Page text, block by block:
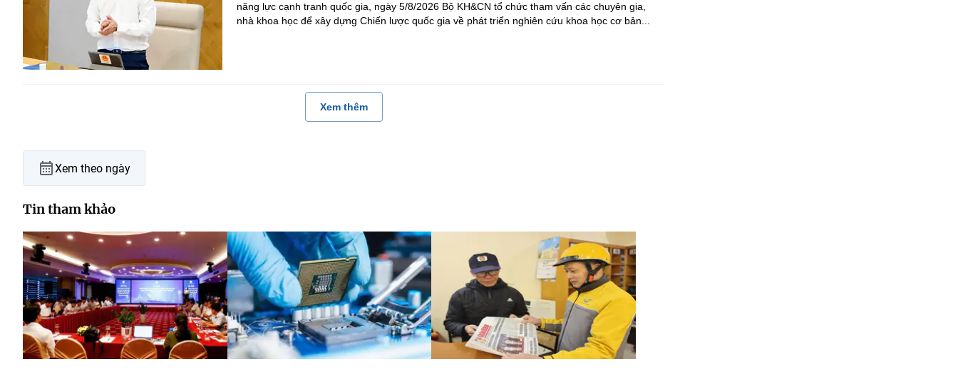
năng lực cạnh tranh quốc gia, ngày 5/8/2026 Bộ KH&CN tổ chức tham vấn các chuyên gia,
nhà khoa học để xây dựng Chiến lược quốc gia về phát triển nghiên cứu khoa học cơ bản...
Xem thêm
Xem theo ngày
Tin tham khảo